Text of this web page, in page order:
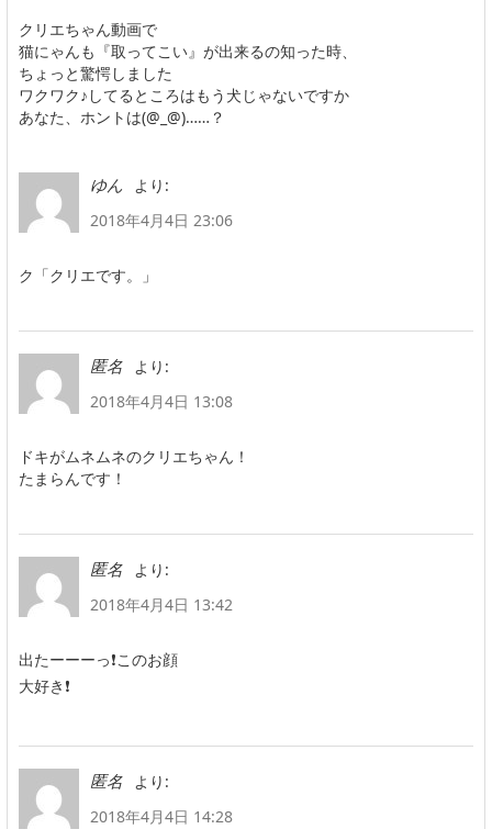
クリエちゃん動画で
猫にゃんも『取ってこい』が出来るの知った時、
ちょっと驚愕しました
ワクワク♪してるところはもう犬じゃないですか
あなた、ホントは(@_@)……？
ゆん
より:
2018年4月4日 23:06
ク「クリエです。」
匿名
より:
2018年4月4日 13:08
ドキがムネムネのクリエちゃん！
たまらんです！
匿名
より:
2018年4月4日 13:42
出たーーーっ❗このお顔
大好き❗
匿名
より:
2018年4月4日 14:28